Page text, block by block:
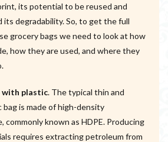
its potential to be reused and
its degradability. So, to get the full
grocery bags we need to look at how
how they are used, and where they
with plastic. The typical thin and
bag is made of high-density
commonly known as HDPE. Producing
requires extracting petroleum from